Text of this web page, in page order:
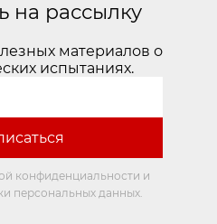
на рассылку
материалов о
испытаниях.
конфиденциальности и
персональных данных.